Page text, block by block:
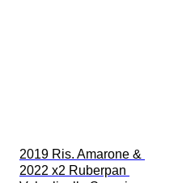
2019 Ris. Amarone &
2022 x2 Ruberpan